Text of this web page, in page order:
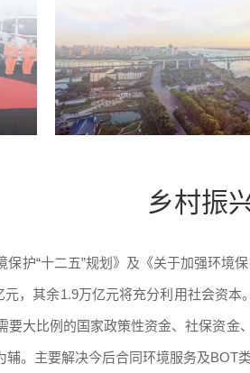
乡村振
护“十二五”规划》及《关于加强环
，其余1.9万亿元将充分利用社会资
大比例的国家政策性资金、社保资
。主要解决今后合同环境服务及BOT